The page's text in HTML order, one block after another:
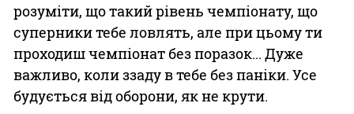
розуміти, що такий рівень чемпіонату, що
суперники тебе ловлять, але при цьому ти
проходиш чемпіонат без поразок... Дуже
важливо, коли ззаду в тебе без паніки. Усе
будується від оборони, як не крути.